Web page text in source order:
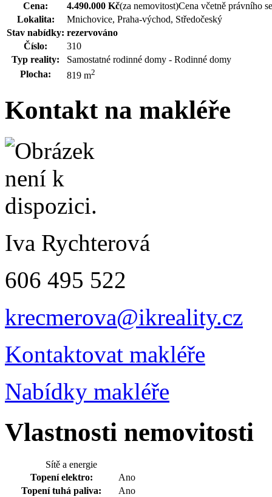
Cena: 4.490.000 Kč(za nemovitost)Cena včetně právního
Lokalita:
Mnichovice, Praha-východ, Středočeský
Stav nabídky: rezervováno
Číslo:
310
Typ reality:
Samostatné rodinné domy - Rodinné domy
Plocha:
819 m2
Kontakt na makléře
Iva Rychterová
606 495 522
krecmerova@ikreality.cz
Kontaktovat makléře
Nabídky makléře
Vlastnosti nemovitosti
Sítě a energie
Topení elektro:
Ano
Topení tuhá paliva:
Ano